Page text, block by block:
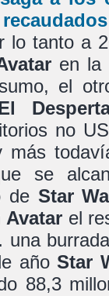
lo tanto a
en la
el
no
se
de Star
Avatar el
añoStar
88,3